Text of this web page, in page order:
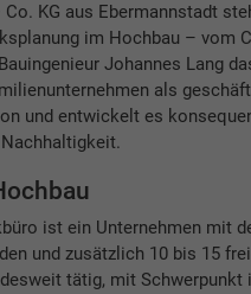
Co. KG aus Ebermannstadt
im Hochbau – vom
Johannes Lang
als
und entwickelt es
ist ein Unternehmen mit
und zusätzlich 10 bis 15
tätig, mit Schwerpunkt